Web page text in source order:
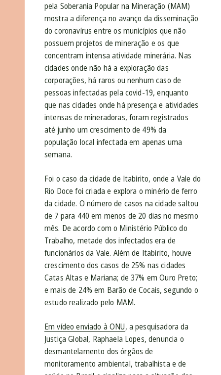
pela Soberania Popular na Mineração (MAM)
mostra a diferença no avanço da disseminação
do coronavírus entre os municípios que não
possuem projetos de mineração e os que
concentram intensa atividade minerária. Nas
cidades onde não há a exploração das
corporações, há raros ou nenhum caso de
pessoas infectadas pela covid-19, enquanto
que nas cidades onde há presença e atividades
intensas de mineradoras, foram registrados
até junho um crescimento de 49% da
população local infectada em apenas uma
semana.
Foi o caso da cidade de Itabirito, onde a Vale do
Rio Doce foi criada e explora o minério de ferro
da cidade. O número de casos na cidade saltou
de 7 para 440 em menos de 20 dias no mesmo
mês. De acordo com o Ministério Público do
Trabalho, metade dos infectados era de
funcionários da Vale. Além de Itabirito, houve
crescimento dos casos de 25% nas cidades
Catas Altas e Mariana; de 37% em Ouro Preto;
e mais de 24% em Barão de Cocais, segundo o
estudo realizado pelo MAM.
Em vídeo enviado à ONU, a pesquisadora da
Justiça Global, Raphaela Lopes, denuncia o
desmantelamento dos órgãos de
monitoramento ambiental, trabalhista e de